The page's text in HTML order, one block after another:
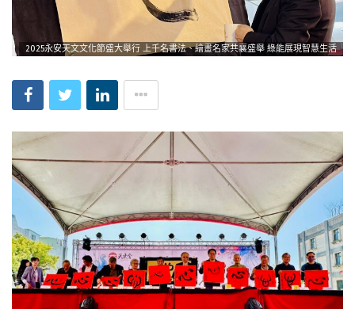
2025永安天文文化節盛大舉行 上千名書法、繪畫名家共襄盛舉 綠能展現智慧生活